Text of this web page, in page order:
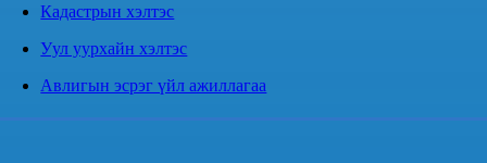
Кадастрын хэлтэс
Уул уурхайн хэлтэс
Авлигын эсрэг үйл ажиллагаа